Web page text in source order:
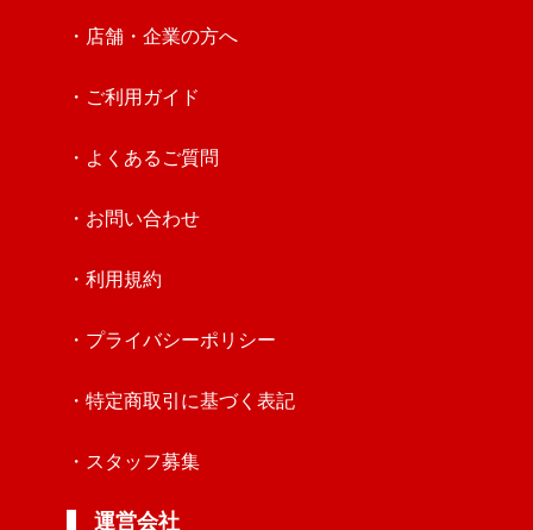
・店舗・企業の方へ
・ご利用ガイド
・よくあるご質問
・お問い合わせ
・利用規約
・プライバシーポリシー
・特定商取引に基づく表記
・スタッフ募集
運営会社